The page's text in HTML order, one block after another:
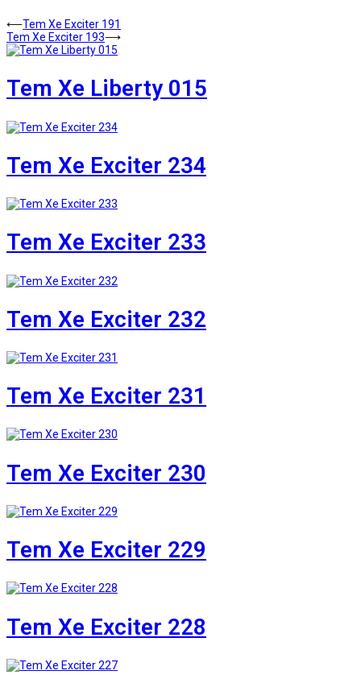
⟵Tem Xe Exciter 191
Tem Xe Exciter 193⟶
Tem Xe Liberty 015
Tem Xe Exciter 234
Tem Xe Exciter 233
Tem Xe Exciter 232
Tem Xe Exciter 231
Tem Xe Exciter 230
Tem Xe Exciter 229
Tem Xe Exciter 228